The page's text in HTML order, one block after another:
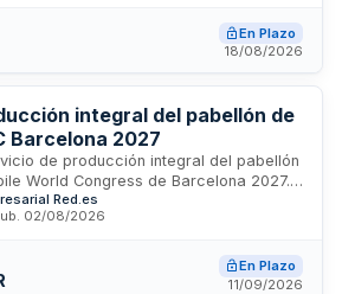
la accesibilidad del espacio y
de los productos regionales en
En Plazo
18/08/2026
integral del pabellón de
Barcelona 2027
de producción integral del pabellón
World Congress de Barcelona 2027.
la puesta a disposición del pabellón,
organización de
del proyecto. Red.es licita esta
la correcta ejecución de todas
Red.es
02/08/2026
En Plazo
11/09/2026